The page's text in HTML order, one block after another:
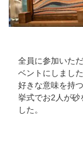
全員に参加いた
ベントにしました
好きな意味を持
挙式でお2人が砂
した。